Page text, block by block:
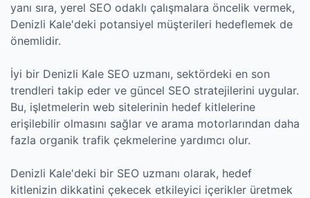
yanı sıra, yerel SEO odaklı çalışmalara öncelik vermek,
Denizli Kale'deki potansiyel müşterileri hedeflemek de
önemlidir.
İyi bir Denizli Kale SEO uzmanı, sektördeki en son
trendleri takip eder ve güncel SEO stratejilerini uygular.
Bu, işletmelerin web sitelerinin hedef kitlelerine
erişilebilir olmasını sağlar ve arama motorlarından daha
fazla organik trafik çekmelerine yardımcı olur.
Denizli Kale'deki bir SEO uzmanı olarak, hedef
kitlenizin dikkatini çekecek etkileyici içerikler üretmek